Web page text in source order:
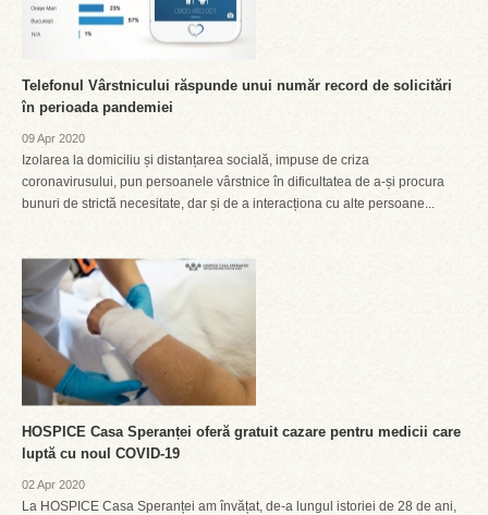
Telefonul Vârstnicului răspunde unui număr record de solicitări
în perioada pandemiei
09 Apr 2020
Izolarea la domiciliu și distanțarea socială, impuse de criza
coronavirusului, pun persoanele vârstnice în dificultatea de a-și procura
bunuri de strictă necesitate, dar și de a interacționa cu alte persoane...
HOSPICE Casa Speranței oferă gratuit cazare pentru medicii care
luptă cu noul COVID-19
02 Apr 2020
La HOSPICE Casa Speranței am învățat, de-a lungul istoriei de 28 de ani,